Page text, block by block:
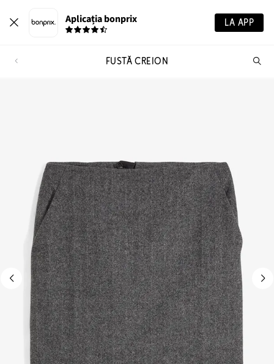
Aplicația bonprix LA APP
FUSTĂ CREION